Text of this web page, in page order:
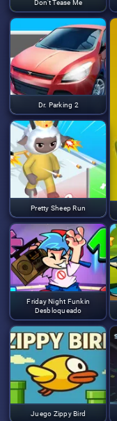
Don't Tease Me
Dr. Parking 2
Pretty Sheep Run
Friday Night Funkin
Desbloqueado
Juego Zippy Bird